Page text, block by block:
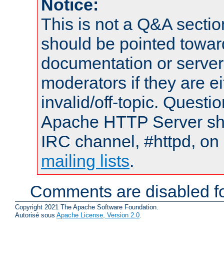
Notice:
This is not a Q&A
should be pointed
documentation or
moderators if they are
invalid/off-topic.
Apache HTTP Server
IRC channel, #httpd,
mailing lists.
Comments are disabled
Copyright 2021 The Apache Software Foundation.
Autorisé sous Apache License, Version 2.0